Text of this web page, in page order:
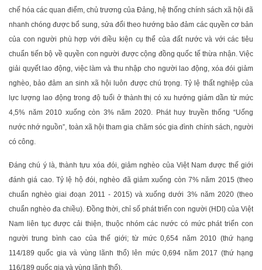
chế hóa các quan điểm, chủ trương của Đảng, hệ thống chính sách xã hội đã
nhanh chóng được bổ sung, sửa đổi theo hướng bảo đảm các quyền cơ bản
của con người phù hợp với điều kiện cụ thể của đất nước và với các tiêu
chuẩn tiến bộ về quyền con người được cộng đồng quốc tế thừa nhận. Việc
giải quyết lao động, việc làm và thu nhập cho người lao động, xóa đói giảm
nghèo, bảo đảm an sinh xã hội luôn được chú trọng. Tỷ lệ thất nghiệp của
lực lượng lao động trong độ tuổi ở thành thị có xu hướng giảm dần từ mức
4,5% năm 2010 xuống còn 3% năm 2020. Phát huy truyền thống “Uống
nước nhớ nguồn”, toàn xã hội tham gia chăm sóc gia đình chính sách, người
có công.
Đáng chú ý là, thành tựu xóa đói, giảm nghèo của Việt Nam được thế giới
đánh giá cao. Tỷ lệ hộ đói, nghèo đã giảm xuống còn 7% năm 2015 (theo
chuẩn nghèo giai đoạn 2011 - 2015) và xuống dưới 3% năm 2020 (theo
chuẩn nghèo đa chiều). Đồng thời, chỉ số phát triển con người (HDI) của Việt
Nam liên tục được cải thiện, thuộc nhóm các nước có mức phát triển con
người trung bình cao của thế giới; từ mức 0,654 năm 2010 (thứ hạng
114/189 quốc gia và vùng lãnh thổ) lên mức 0,694 năm 2017 (thứ hạng
116/189 quốc gia và vùng lãnh thổ).